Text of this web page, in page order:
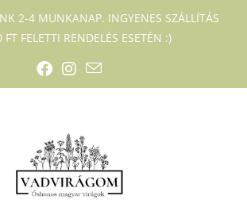
2-4 MUNKANAP. INGYENES SZÁLLÍTÁS
FELETTI RENDELÉS ESETÉN :)